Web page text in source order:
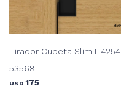
Tirador Cubeta Slim I-4254
53568
USD 175